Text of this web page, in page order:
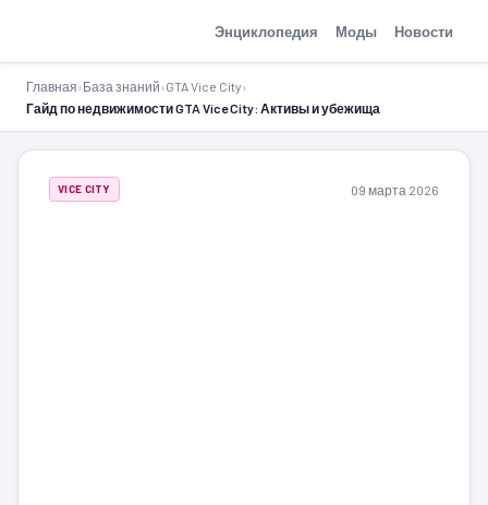
Энциклопедия Моды Новости
Главная›База знаний›GTA Vice City›
Гайд по недвижимости GTA Vice City: Активы и убежища
VICE CITY 09 марта 2026